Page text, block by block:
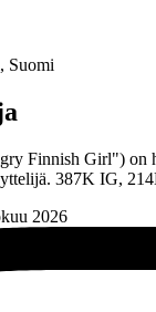
Suomi
Finnish Girl") on
387K IG,
2026